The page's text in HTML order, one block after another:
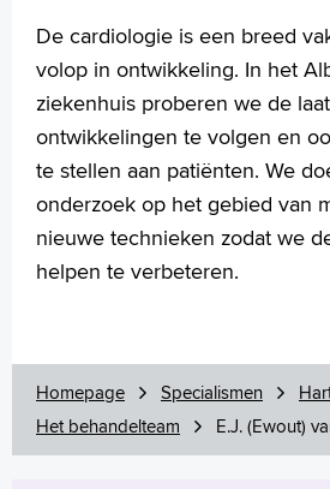
Language
Zoeken
English
Français
Polski
Türkçe
Arabisch
De cardiologie is een breed
volop in ontwikkeling. In het
ziekenhuis proberen we de
ontwikkelingen te volgen en
te stellen aan patiënten. We
onderzoek op het gebied van
nieuwe technieken zodat we
helpen te verbeteren.
Homepage Specialismen
Het behandelteam
E.J. (Ewout)